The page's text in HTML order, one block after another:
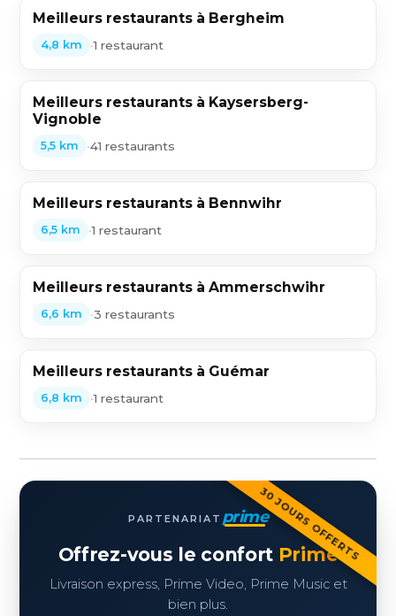
Meilleurs restaurants à Bergheim
4,8 km •1 restaurant
Meilleurs restaurants à Kaysersberg-
Vignoble
5,5 km •41 restaurants
Meilleurs restaurants à Bennwihr
6,5 km •1 restaurant
Meilleurs restaurants à Ammerschwihr
6,6 km •3 restaurants
Meilleurs restaurants à Guémar
6,8 km •1 restaurant
30 JOURS OFFERTS
PARTENARIAT prime
Offrez-vous le confort Prime
Livraison express, Prime Video, Prime Music et
bien plus.